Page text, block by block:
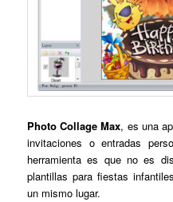
Photo Collage Max, es una
invitaciones o entradas
herramienta es que no es
plantillas para fiestas
un mismo lugar.